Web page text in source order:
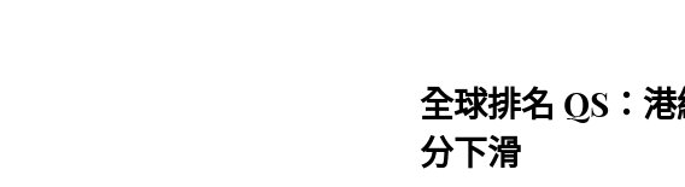
全球排名 QS：
分下滑